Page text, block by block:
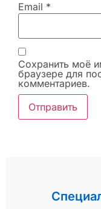
Email *
Сохранить моё
браузере для
комментариев.